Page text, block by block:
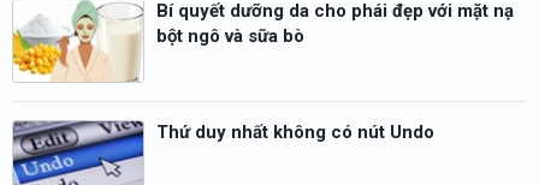
Bí quyết dưỡng da cho phái đẹp với mặt nạ
bột ngô và sữa bò
Thứ duy nhất không có nút Undo